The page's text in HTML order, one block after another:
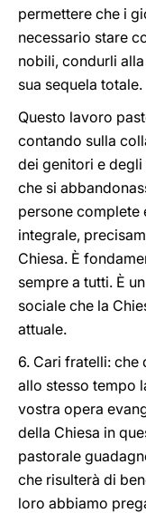
permettere che i
necessario stare
nobili, condurli
sua sequela totale.
Questo lavoro
contando sulla
dei genitori e
che si
persone complete
integrale,
Chiesa. È
sempre a tutti. È
sociale che la
attuale.
6. Cari fratelli:
allo stesso tempo
vostra opera
della Chiesa in
pastorale
che risulterà di
loro abbiamo